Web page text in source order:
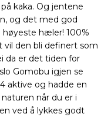
kaka. Og jentene
og det med god
høyeste hæler! 100%
vil den bli definert som
da er det tiden for
Gomobu igjen se
aktive og hadde en
når du er i
ved å lykkes godt